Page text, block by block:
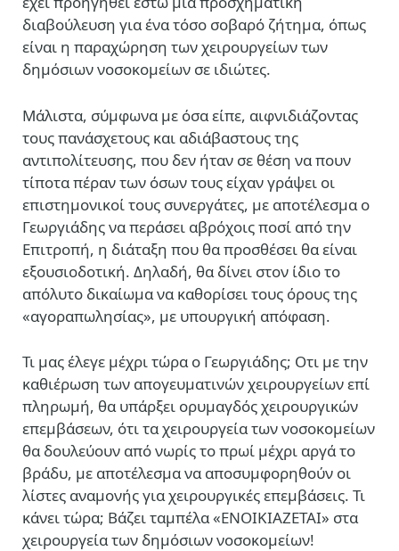
διαβούλευση για ένα τόσο σοβαρό ζήτημα, όπως
είναι η παραχώρηση των χειρουργείων των
δημόσιων νοσοκομείων σε ιδιώτες.
Μάλιστα, σύμφωνα με όσα είπε, αιφνιδιάζοντας
τους πανάσχετους και αδιάβαστους της
αντιπολίτευσης, που δεν ήταν σε θέση να πουν
τίποτα πέραν των όσων τους είχαν γράψει οι
επιστημονικοί τους συνεργάτες, με αποτέλεσμα ο
Γεωργιάδης να περάσει αβρόχοις ποσί από την
Επιτροπή, η διάταξη που θα προσθέσει θα είναι
εξουσιοδοτική. Δηλαδή, θα δίνει στον ίδιο το
απόλυτο δικαίωμα να καθορίσει τους όρους της
«αγοραπωλησίας», με υπουργική απόφαση.
Τι μας έλεγε μέχρι τώρα ο Γεωργιάδης; Οτι με την
καθιέρωση των απογευματινών χειρουργείων επί
πληρωμή, θα υπάρξει ορυμαγδός χειρουργικών
επεμβάσεων, ότι τα χειρουργεία των νοσοκομείων
θα δουλεύουν από νωρίς το πρωί μέχρι αργά το
βράδυ, με αποτέλεσμα να αποσυμφορηθούν οι
λίστες αναμονής για χειρουργικές επεμβάσεις. Τι
κάνει τώρα; Βάζει ταμπέλα «ΕΝΟΙΚΙΑΖΕΤΑΙ» στα
χειρουργεία των δημόσιων νοσοκομείων!